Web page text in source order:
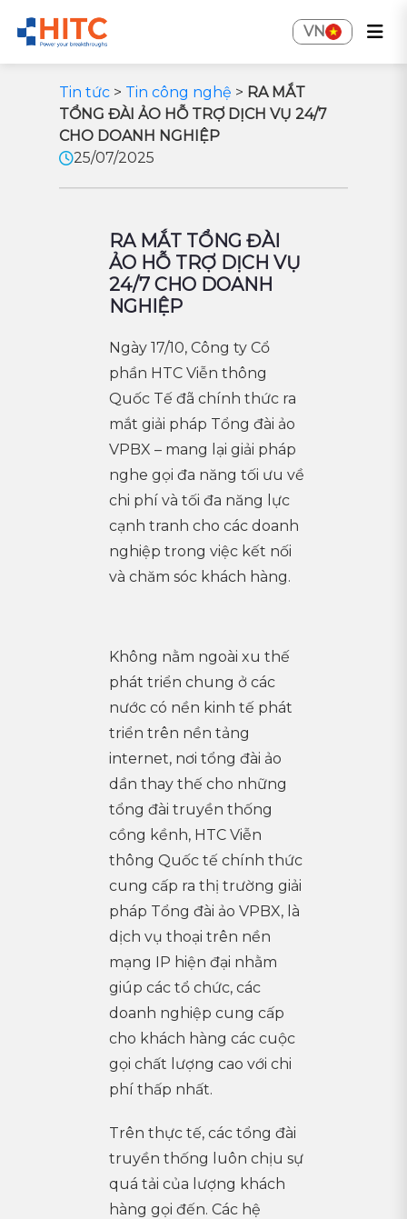
VN
Tin tức > Tin công nghệ > RA MẮT
TỔNG ĐÀI ẢO HỖ TRỢ DỊCH VỤ 24/7
CHO DOANH NGHIỆP
25/07/2025
RA MẮT TỔNG ĐÀI
ẢO HỖ TRỢ DỊCH VỤ
24/7 CHO DOANH
NGHIỆP
Ngày 17/10, Công ty Cổ
phần HTC Viễn thông
Quốc Tế đã chính thức ra
mắt giải pháp Tổng đài ảo
VPBX – mang lại giải pháp
nghe gọi đa năng tối ưu về
chi phí và tối đa năng lực
cạnh tranh cho các doanh
nghiệp trong việc kết nối
và chăm sóc khách hàng.
Không nằm ngoài xu thế
phát triển chung ở các
nước có nền kinh tế phát
triển trên nền tảng
internet, nơi tổng đài ảo
dần thay thế cho những
tổng đài truyền thống
cồng kềnh, HTC Viễn
thông Quốc tế chính thức
cung cấp ra thị trường giải
pháp Tổng đài ảo VPBX, là
dịch vụ thoại trên nền
mạng IP hiện đại nhằm
giúp các tổ chức, các
doanh nghiệp cung cấp
cho khách hàng các cuộc
gọi chất lượng cao với chi
phí thấp nhất.
Trên thực tế, các tổng đài
truyền thống luôn chịu sự
quá tải của lượng khách
hàng gọi đến. Các hệ